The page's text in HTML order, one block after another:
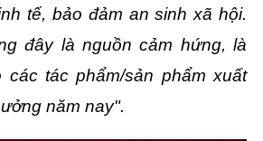
tế, bảo đảm an sinh xã hội.
đây là nguồn cảm hứng, là
các tác phẩm/sản phẩm xuất
năm nay".